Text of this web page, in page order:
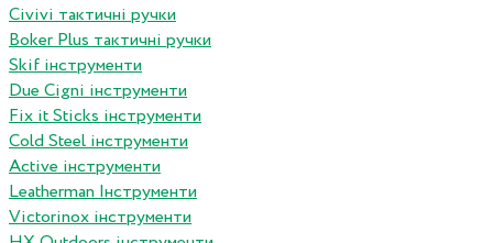
Сivivi тактичні ручки
Boker Plus тактичні ручки
Skif інструменти
Due Cigni інструменти
Fix it Sticks інструменти
Сold Steel інструменти
Active інструменти
Leatherman Інструменти
Victorinox інструменти